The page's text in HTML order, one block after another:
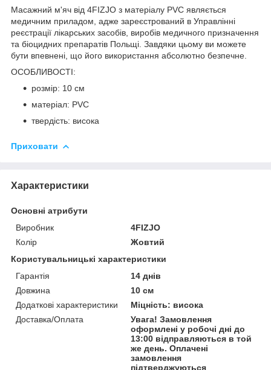
Масажний м'яч від 4FIZJO з матеріалу PVC являється
медичним приладом , адже зареєстрований в Управлінні
реєстрації лікарських засобів, виробів медичного призначення
та біоцидних препаратів Польщі. Завдяки цьому ви можете
бути впевнені, що його використання абсолютно безпечне.
ОСОБЛИВОСТІ:
розмір: 10 см
матеріал: PVC
твердість: висока
Приховати
Характеристики
Основні атрибути
Виробник
4FIZJO
Колір
Жовтий
Користувальницькі характеристики
Гарантія
14 днів
Довжина
10 см
Додаткові характеристики
Міцність: висока
Доставка/Оплата
Увага! Замовлення
оформлені у робочі дні до
13:00 відправляються в той
же день. Оплачені
замовлення
підтверджуються